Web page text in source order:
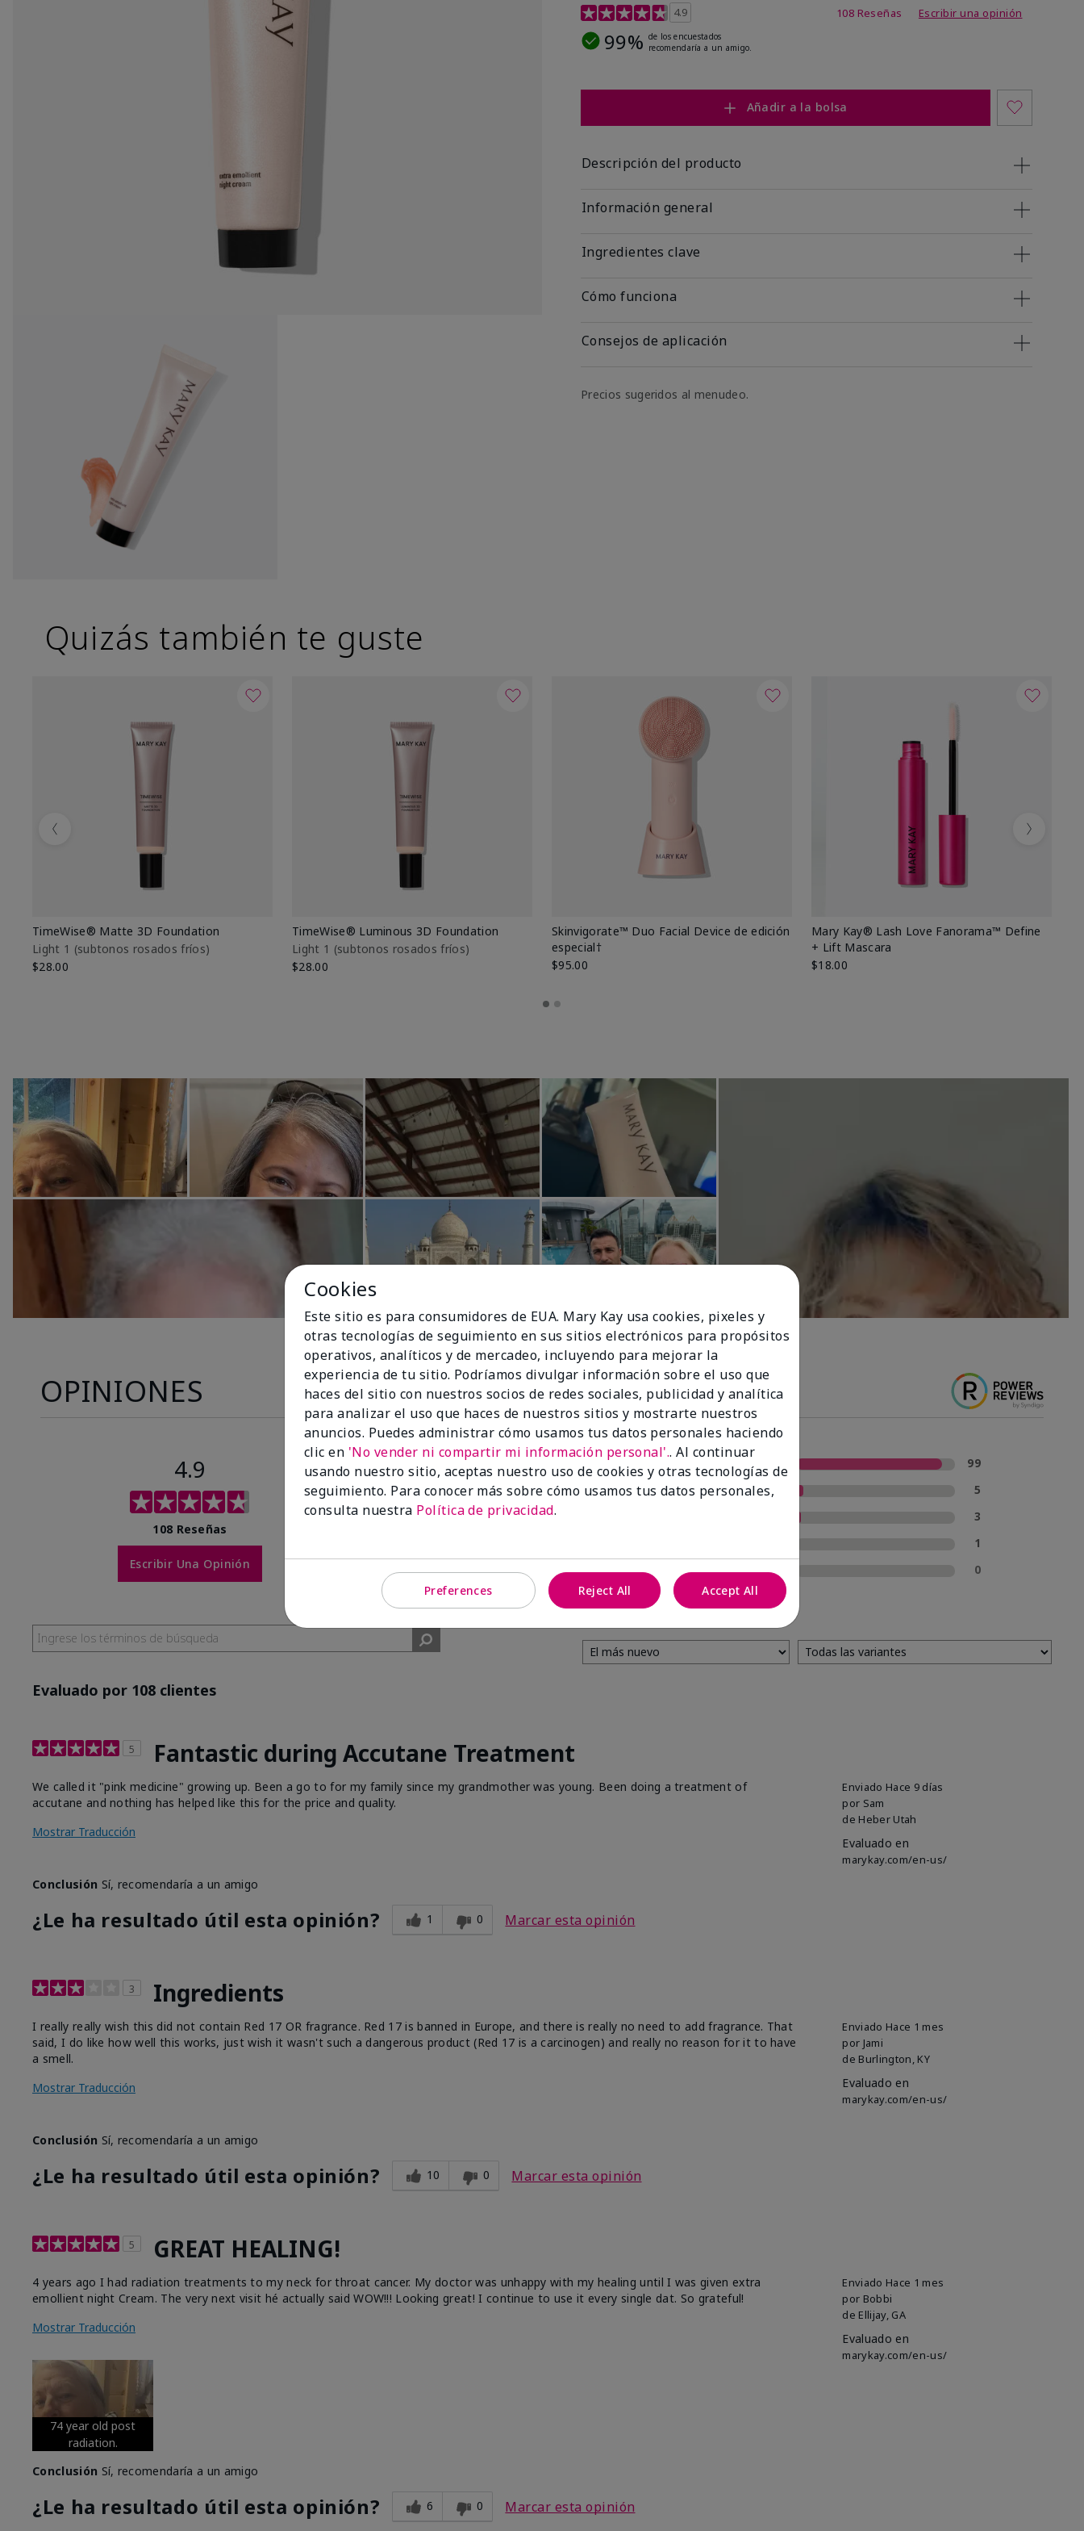
Calificación de clientes de 5 de 5
4.9 108 Reseñas Escribir una opinión
99% de los encuestados
recomendaría a un amigo.
Añadir a la bolsa
Descripción del producto
Información general
Ingredientes clave
Cómo funciona
Consejos de aplicación
Precios sugeridos al menudeo.
Quizás también te guste
TimeWise® Matte 3D Foundation
Light 1​ (subtonos rosados fríos)
$28.00
TimeWise® Luminous 3D Foundation
Light 1​ (subtonos rosados fríos)
$28.00
Skinvigorate™ Duo Facial Device de edición
especial†
$95.00
Mary Kay® Lash Love Fanorama™ Define
+ Lift Mascara
$18.00
Previous Next
OPINIONES
4.9
108 Reseñas
Escribir Una Opinión
99%
amigo.
99
4 estrellas
5
3
1
1 estrella
0
Evaluado por 108 clientes
5 Fantastic during Accutane Treatment
Enviado Hace 9 días
por Sam
de Heber Utah
Evaluado en
marykay.com/en-us/
We called it "pink medicine" growing up. Been a go to for my family since my grandmother was young. Been doing a treatment of
accutane and nothing has helped like this for the price and quality.
Mostrar Traducción
Conclusión Sí, recomendaría a un amigo
¿Le ha resultado útil esta opinión? 1 0 Marcar esta opinión
3 Ingredients
Enviado Hace 1 mes
por Jami
de Burlington, KY
Evaluado en
marykay.com/en-us/
I really really wish this did not contain Red 17 OR fragrance. Red 17 is banned in Europe, and there is really no need to add fragrance. That
said, I do like how well this works, just wish it wasn't such a dangerous product (Red 17 is a carcinogen) and really no reason for it to have
a smell.
Mostrar Traducción
Conclusión Sí, recomendaría a un amigo
¿Le ha resultado útil esta opinión? 10 0 Marcar esta opinión
5 GREAT HEALING!
Enviado Hace 1 mes
por Bobbi
de Ellijay, GA
Evaluado en
marykay.com/en-us/
4 years ago I had radiation treatments to my neck for throat cancer. My doctor was unhappy with my healing until I was given extra
emollient night Cream. The very next visit hé actually said WOW!!! Looking great! I continue to use it every single dat. So grateful!
Mostrar Traducción
74 year old post
radiation.
Conclusión Sí, recomendaría a un amigo
¿Le ha resultado útil esta opinión? 6 0 Marcar esta opinión
Cookies
Este sitio es para consumidores de EUA. Mary Kay usa cookies, pixeles y
otras tecnologías de seguimiento en sus sitios electrónicos para propósitos
operativos, analíticos y de mercadeo, incluyendo para mejorar la
experiencia de tu sitio. Podríamos divulgar información sobre el uso que
haces del sitio con nuestros socios de redes sociales, publicidad y analítica
para analizar el uso que haces de nuestros sitios y mostrarte nuestros
anuncios. Puedes administrar cómo usamos tus datos personales haciendo
clic en 'No vender ni compartir mi información personal'.. Al continuar
usando nuestro sitio, aceptas nuestro uso de cookies y otras tecnologías de
seguimiento. Para conocer más sobre cómo usamos tus datos personales,
consulta nuestra Política de privacidad.
Preferences Reject All Accept All